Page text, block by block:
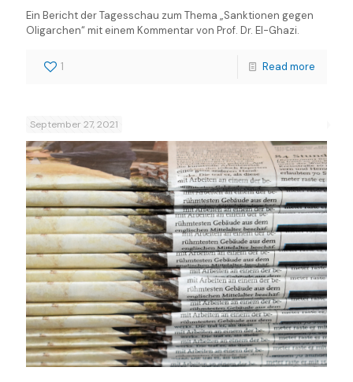
Ein Bericht der Tagesschau zum Thema „Sanktionen gegen
Oligarchen“ mit einem Kommentar von Prof. Dr. El-Ghazi.
1 Read more
September 27, 2021